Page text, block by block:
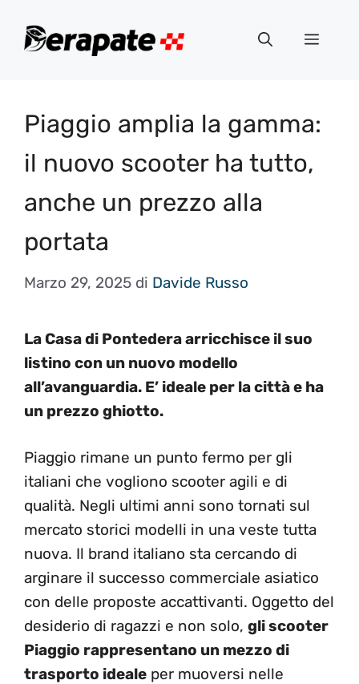
Menu
Piaggio amplia la gamma:
il nuovo scooter ha tutto,
anche un prezzo alla
portata
Marzo 29, 2025 di Davide Russo
La Casa di Pontedera arricchisce il suo
listino con un nuovo modello
all’avanguardia. E’ ideale per la città e ha
un prezzo ghiotto.
Piaggio rimane un punto fermo per gli
italiani che vogliono scooter agili e di
qualità. Negli ultimi anni sono tornati sul
mercato storici modelli in una veste tutta
nuova. Il brand italiano sta cercando di
arginare il successo commerciale asiatico
con delle proposte accattivanti. Oggetto del
desiderio di ragazzi e non solo, gli scooter
Piaggio rappresentano un mezzo di
trasporto ideale per muoversi nelle